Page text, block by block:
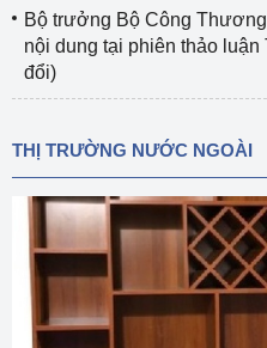
Bộ trưởng Bộ Công
nội dung tại phiên thảo
đổi)
THỊ TRƯỜNG NƯỚC NGOÀI